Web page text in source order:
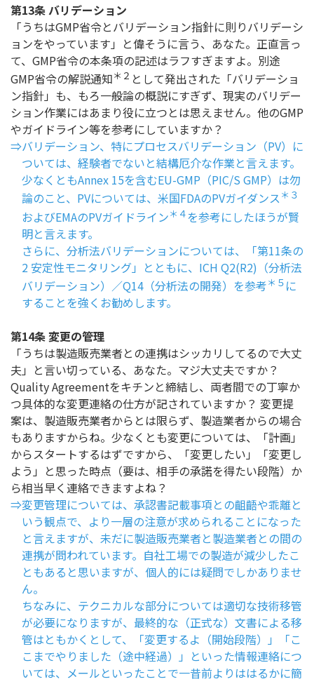
第13条 バリデーション
「うちはGMP省令とバリデーション指針に則りバリデーシ
ョンをやっています」と偉そうに言う、あなた。正直言っ
て、GMP省令の本条項の記述はラフすぎますよ。別途
GMP省令の解説通知＊２ として発出された「バリデーショ
ン指針」も、もろ一般論の概説にすぎず、現実のバリデー
ション作業にはあまり役に立つとは思えません。他のGMP
やガイドライン等を参考にしていますか？
⇒バリデーション、特にプロセスバリデーション（PV）に
ついては、経験者でないと結構厄介な作業と言えます。
少なくともAnnex 15を含むEU-GMP（PIC/S GMP）は勿
論のこと、PVについては、米国FDAのPVガイダンス＊３
およびEMAのPVガイドライン＊４ を参考にしたほうが賢
明と言えます。
さらに、分析法バリデーションについては、「第11条の
2 安定性モニタリング」とともに、ICH Q2(R2)（分析法
バリデーション）／Q14（分析法の開発）を参考＊５ に
することを強くお勧めします。
第14条 変更の管理
「うちは製造販売業者との連携はシッカリしてるので大丈
夫」と言い切っている、あなた。マジ大丈夫ですか？
Quality Agreementをキチンと締結し、両者間での丁寧か
つ具体的な変更連絡の仕方が記されていますか？ 変更提
案は、製造販売業者からとは限らず、製造業者からの場合
もありますからね。少なくとも変更については、「計画」
からスタートするはずですから、「変更したい」「変更し
よう」と思った時点（要は、相手の承諾を得たい段階）か
ら相当早く連絡できますよね？
⇒変更管理については、承認書記載事項との齟齬や乖離と
いう観点で、より一層の注意が求められることになった
と言えますが、未だに製造販売業者と製造業者との間の
連携が問われています。自社工場での製造が減少したこ
ともあると思いますが、個人的には疑問でしかありませ
ん。
ちなみに、テクニカルな部分については適切な技術移管
が必要になりますが、最終的な（正式な）文書による移
管はともかくとして、「変更するよ（開始段階）」「こ
こまでやりました（途中経過）」といった情報連絡につ
いては、メールといったことで一昔前よりははるかに簡